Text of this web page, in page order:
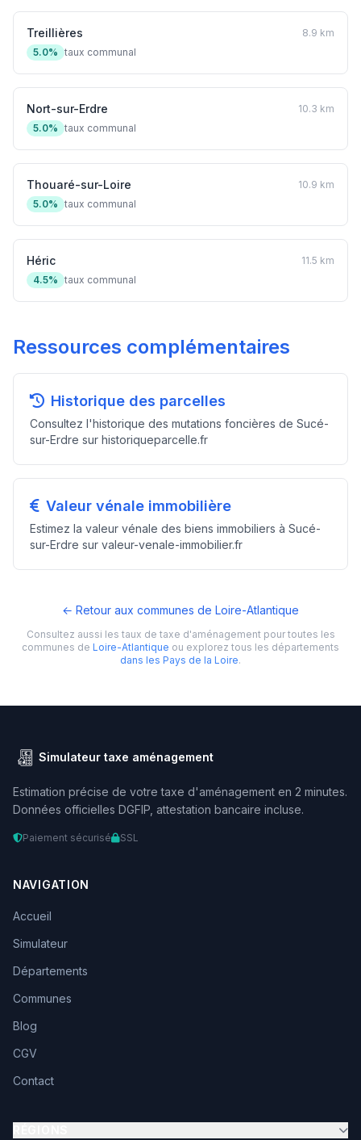
Treillières
8.9 km
5.0% taux communal
Nort-sur-Erdre
10.3 km
5.0% taux communal
Thouaré-sur-Loire
10.9 km
5.0% taux communal
Héric
11.5 km
4.5% taux communal
Ressources complémentaires
Historique des parcelles
Consultez l'historique des mutations foncières de Sucé-
sur-Erdre sur historiqueparcelle.fr
Valeur vénale immobilière
Estimez la valeur vénale des biens immobiliers à Sucé-
sur-Erdre sur valeur-venale-immobilier.fr
← Retour aux communes de Loire-Atlantique
Consultez aussi les taux de taxe d'aménagement pour toutes les
communes de Loire-Atlantique ou explorez tous les départements
dans les Pays de la Loire.
Simulateur taxe aménagement
Estimation précise de votre taxe d'aménagement en 2 minutes.
Données officielles DGFIP, attestation bancaire incluse.
Paiement sécurisé SSL
NAVIGATION
Accueil
Simulateur
Départements
Communes
Blog
CGV
Contact